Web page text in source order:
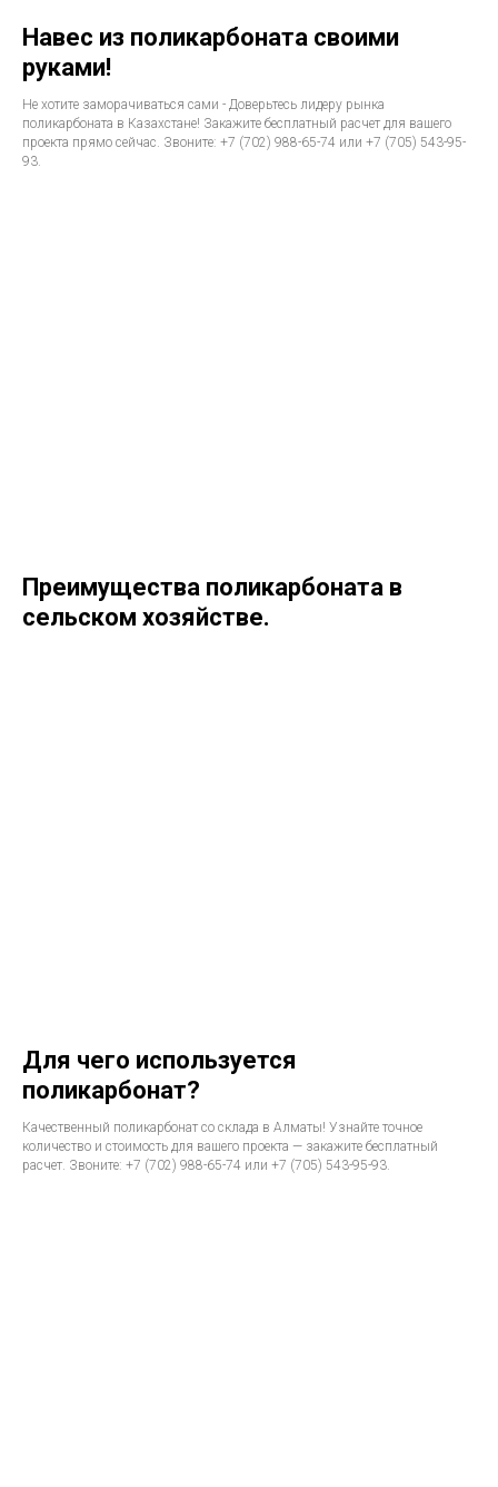
Навес из поликарбоната своими
руками!
Не хотите заморачиваться сами - Доверьтесь лидеру рынка
поликарбоната в Казахстане! Закажите бесплатный расчет для вашего
проекта прямо сейчас. Звоните: +7 (702) 988-65-74 или +7 (705) 543-95-
93.
Преимущества поликарбоната в
сельском хозяйстве.
Для чего используется
поликарбонат?
Качественный поликарбонат со склада в Алматы! Узнайте точное
количество и стоимость для вашего проекта — закажите бесплатный
расчет. Звоните: +7 (702) 988-65-74 или +7 (705) 543-95-93.